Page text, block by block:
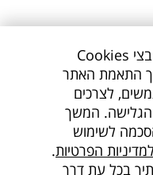
האתר עושה שימוש בקבצי Cookies
התאמת האתר
לצרכים
הגלישה. המשך
לשימוש
למדיניות הפרטיות.
בכל עת דרך